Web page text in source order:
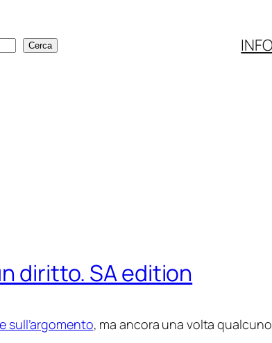
Cerca INFO
diritto. SA edition
sull’argomento, ma ancora una volta